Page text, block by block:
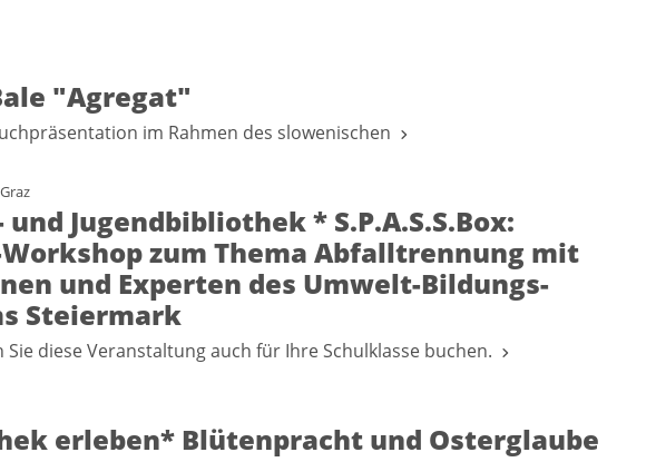
"Agregat"
im Rahmen des slowenischen
Jugendbibliothek * S.P.A.S.S.Box:
zum Thema Abfalltrennung mit
und Experten des Umwelt-Bildungs-
Steiermark
Sie diese Veranstaltung auch für Ihre Schulklasse buchen.
erleben* Blütenpracht und Osterglaube